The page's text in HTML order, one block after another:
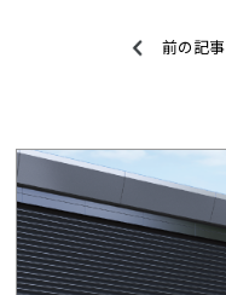
前の記事